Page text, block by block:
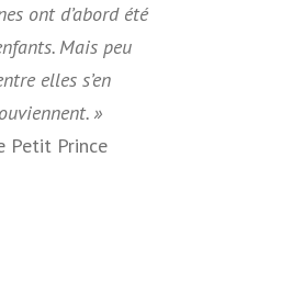
ont d’abord été
Mais peu
elles s’en
»
Petit Prince